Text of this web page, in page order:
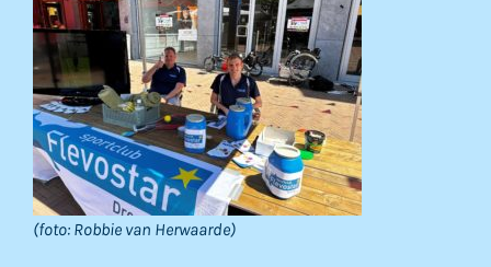
(foto: Robbie van Herwaarde)